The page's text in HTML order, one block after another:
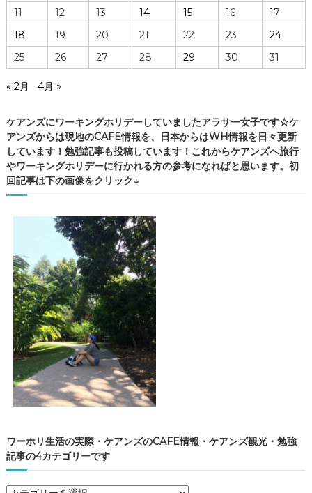
11
12 13 14 15 16
17
18
19 20 21 22 23
24
25
26 27 28 29 30 31
« 2月 4月 »
ケアンズにワーキングホリデーしていましたアラサー女子です☆ケ
アンズからは現地のCAFE情報を、日本からはWH情報を日々更新
しています！勉強記事も投稿しています！これからケアンズへ旅行
やワーキングホリデーに行かれる方の参考になればと思います。初
回記事は下の画像をクリック↓
ワーホリ生活の実際・ケアンズのCAFE情報・ケアンズ観光・勉強
記事の4カテゴリーです